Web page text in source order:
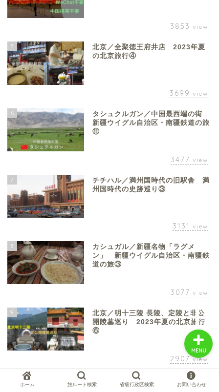
3853 view
5
北京／全聚徳王府井店 2023年夏
の北京旅行④
3699 view
6
タシュクルガン／中国最西端の街
新疆ウイグル自治区・南疆鉄道の旅
⑪
3477 view
7
チチハル／満州国時代の旧駅舎 満
州国時代の史跡巡り③
3131 view
8
カシュガル／新疆名物「ラグメ
ン」 新疆ウイグル自治区・南疆鉄
道の旅③
3077 view
9
北京／明十三陵 長陵、定陵と非公
開陵墓巡り 2023年夏の北京旅行
⑥
2907 view
フルンボイル／フルンボイル草原
満州国時代の史跡巡り⑥
ホーム 旅ルート検索 省級行政区検索 お問い合わせ
MENU
中国の世界遺産
中国旅行の情報案内
中国麺ランキング